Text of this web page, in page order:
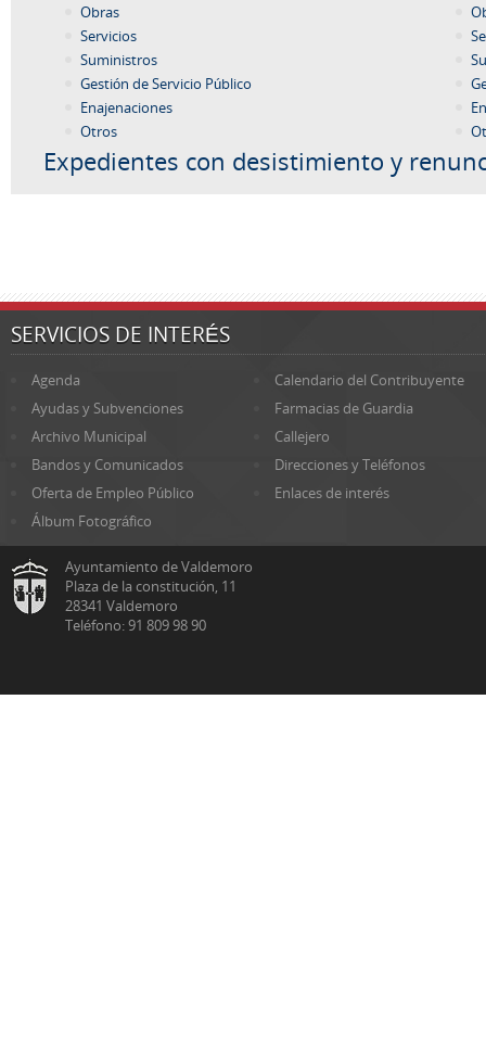
Obras
Servicios
Suministros
Gestión de Servicio Público
Enajenaciones
Otros
Expedientes con desistimiento y
SERVICIOS DE INTERÉS
Agenda
Calendario del Contribuyente
Ayudas y Subvenciones
Farmacias de Guardia
Archivo Municipal
Callejero
Bandos y Comunicados
Direcciones y Teléfonos
Oferta de Empleo Público
Enlaces de interés
Álbum Fotográfico
Ayuntamiento de Valdemoro
Plaza de la constitución, 11
28341 Valdemoro
Teléfono: 91 809 98 90